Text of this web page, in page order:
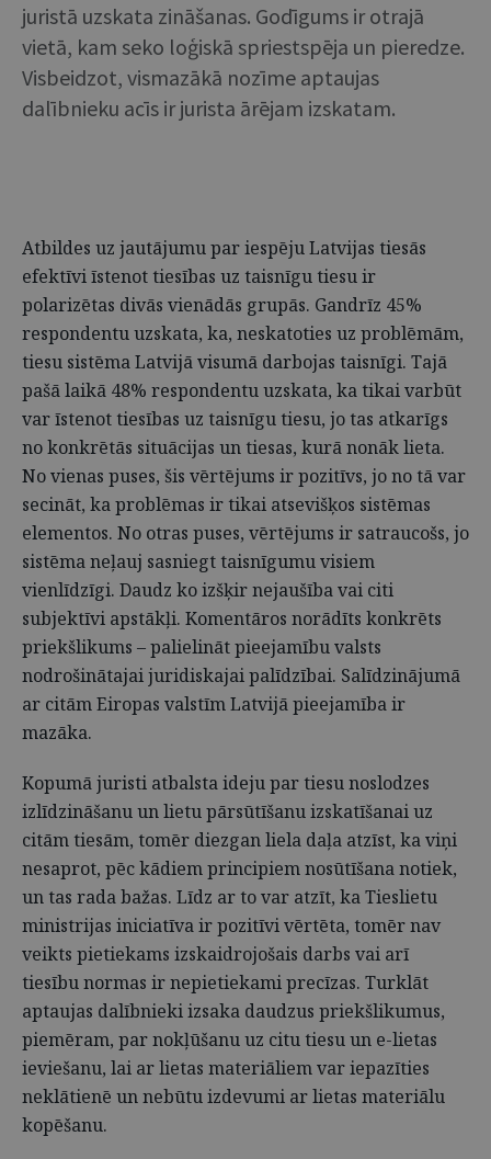
juristā uzskata zināšanas. Godīgums ir otrajā
vietā, kam seko loģiskā spriestspēja un pieredze.
Visbeidzot, vismazākā nozīme aptaujas
dalībnieku acīs ir jurista ārējam izskatam.
Atbildes uz jautājumu par iespēju Latvijas tiesās
efektīvi īstenot tiesības uz taisnīgu tiesu ir
polarizētas divās vienādās grupās. Gandrīz 45%
respondentu uzskata, ka, neskatoties uz problēmām,
tiesu sistēma Latvijā visumā darbojas taisnīgi. Tajā
pašā laikā 48% respondentu uzskata, ka tikai varbūt
var īstenot tiesības uz taisnīgu tiesu, jo tas atkarīgs
no konkrētās situācijas un tiesas, kurā nonāk lieta.
No vienas puses, šis vērtējums ir pozitīvs, jo no tā var
secināt, ka problēmas ir tikai atsevišķos sistēmas
elementos. No otras puses, vērtējums ir satraucošs, jo
sistēma neļauj sasniegt taisnīgumu visiem
vienlīdzīgi. Daudz ko izšķir nejaušība vai citi
subjektīvi apstākļi. Komentāros norādīts konkrēts
priekšlikums – palielināt pieejamību valsts
nodrošinātajai juridiskajai palīdzībai. Salīdzinājumā
ar citām Eiropas valstīm Latvijā pieejamība ir
mazāka.
Kopumā juristi atbalsta ideju par tiesu noslodzes
izlīdzināšanu un lietu pārsūtīšanu izskatīšanai uz
citām tiesām, tomēr diezgan liela daļa atzīst, ka viņi
nesaprot, pēc kādiem principiem nosūtīšana notiek,
un tas rada bažas. Līdz ar to var atzīt, ka Tieslietu
ministrijas iniciatīva ir pozitīvi vērtēta, tomēr nav
veikts pietiekams izskaidrojošais darbs vai arī
tiesību normas ir nepietiekami precīzas. Turklāt
aptaujas dalībnieki izsaka daudzus priekšlikumus,
piemēram, par nokļūšanu uz citu tiesu un e-lietas
ieviešanu, lai ar lietas materiāliem var iepazīties
neklātienē un nebūtu izdevumi ar lietas materiālu
kopēšanu.